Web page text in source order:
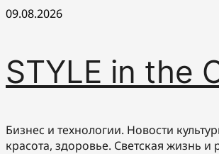
Перейти
09.08.2026
STYLE in the
Бизнес и технологии. Новости
красота, здоровье. Светская жизнь и